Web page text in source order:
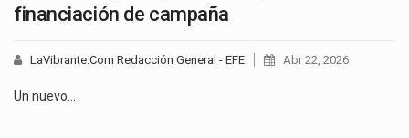
financiación de campaña
LaVibrante.Com Redacción General - EFE Abr 22, 2026
Un nuevo…